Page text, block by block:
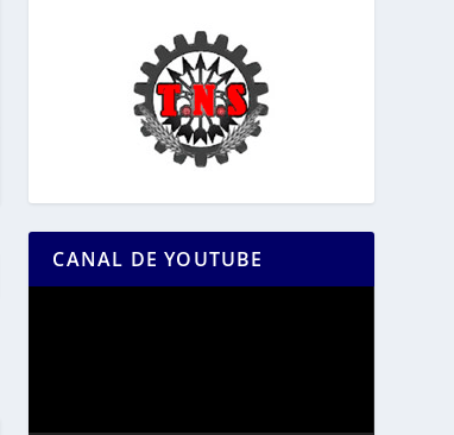
CANAL DE YOUTUBE